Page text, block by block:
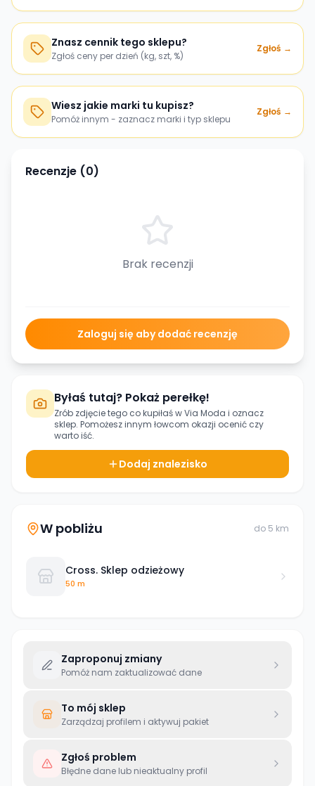
Znasz cennik tego sklepu?
Zgłoś ceny per dzień (kg, szt, %)
Zgłoś →
Wiesz jakie marki tu kupisz?
Pomóż innym - zaznacz marki i typ sklepu
Zgłoś →
Recenzje (0)
Brak recenzji
Zaloguj się aby dodać recenzję
Byłaś tutaj? Pokaż perełkę!
Zrób zdjęcie tego co kupiłaś wVia Moda i oznacz
sklep. Pomożesz innym łowcom okazji ocenić czy
warto iść.
Dodaj znalezisko
W pobliżu do 5 km
Cross. Sklep odzieżowy
50 m
Zaproponuj zmiany
Pomóż nam zaktualizować dane
To mój sklep
Zarządzaj profilem i aktywuj pakiet
Zgłoś problem
Błędne dane lub nieaktualny profil